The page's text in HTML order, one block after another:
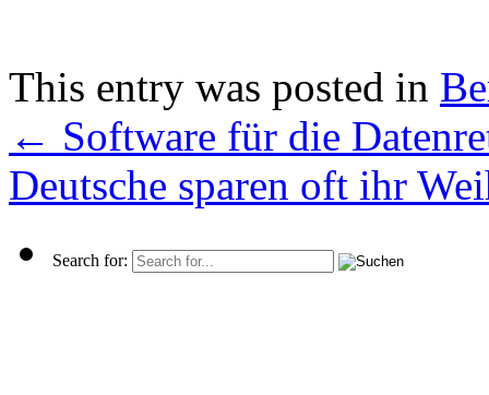
This entry was posted in
← Software für die
Deutsche sparen oft ihr
Search for: